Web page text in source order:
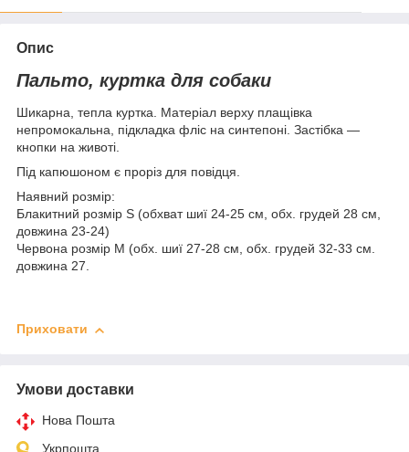
Опис
Пальто, куртка для собаки
Шикарна, тепла куртка. Матеріал верху плащівка
непромокальна, підкладка фліс на синтепоні. Застібка —
кнопки на животі.
Під капюшоном є проріз для повідця.
Наявний розмір:
Блакитний розмір S (обхват шиї 24-25 см, обх. грудей 28 см,
довжина 23-24)
Червона розмір М (обх. шиї 27-28 см, обх. грудей 32-33 см.
довжина 27.
Приховати
Умови доставки
Нова Пошта
Укрпошта